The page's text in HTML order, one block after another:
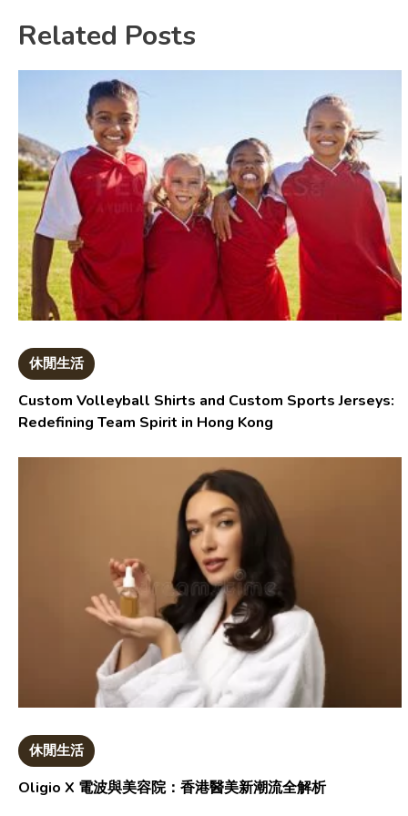
Related Posts
休閒生活
Custom Volleyball Shirts and Custom Sports Jerseys:
Redefining Team Spirit in Hong Kong
休閒生活
Oligio X 電波與美容院：香港醫美新潮流全解析